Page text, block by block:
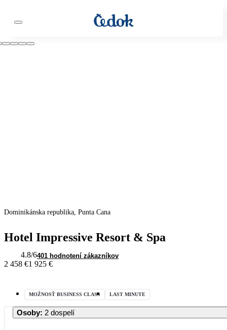
Dominikánska republika, Punta Cana
Hotel Impressive Resort & Spa
4.8/6401 hodnotení zákazníkov
2 458 €1 925 €
MOŽNOSŤ BUSINESS CLASS LAST MINUTE
Osoby: 2 dospelí